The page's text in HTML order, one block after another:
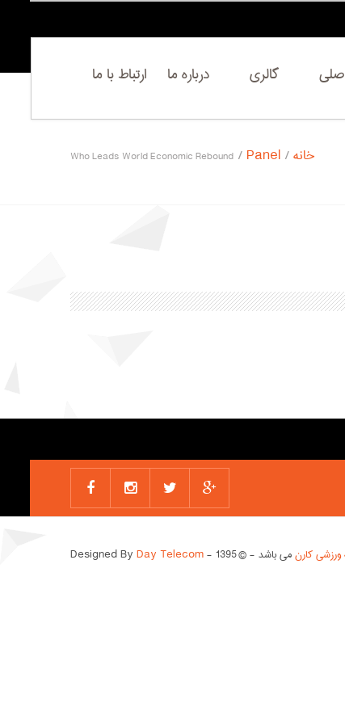
گالری درباره ما ارتباط با ما
خانه Panel
Who Leads World Economic Rebound
کارنمی باشد - © 1395 - Designed By Day Telecom